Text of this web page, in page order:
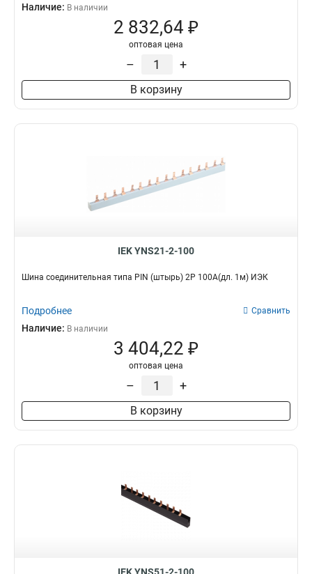
Наличие: В наличии
2 832,64 ₽
оптовая цена
– +
В корзину
IEK YNS21-2-100
Шина соединительная типа PIN (штырь) 2Р 100А(дл. 1м) ИЭК
Подробнее Сравнить
Наличие: В наличии
3 404,22 ₽
оптовая цена
– +
В корзину